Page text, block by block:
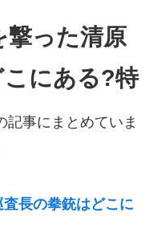
撃った清原
にある?特
記事にまとめていま
査長の拳銃はどこに